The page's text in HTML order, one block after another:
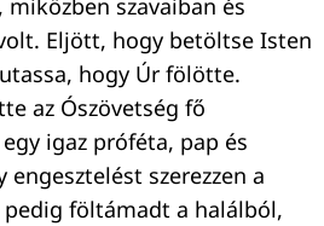
miközben szavaiban és
Eljött, hogy betöltse Isten
hogy Úr fölötte.
az Ószövetség fő
igaz próféta, pap és
szerezzen a
föltámadt a halálból,